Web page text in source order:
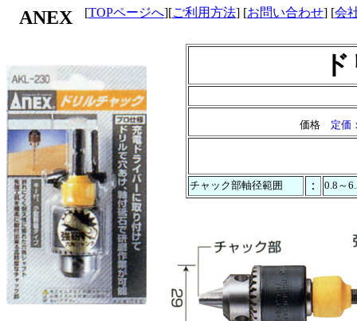
[TOPページへ][ご利用方法] [お問い合わせ] [会
価格 定価
チャック部軸径範囲 ： 0.8～
ANEX